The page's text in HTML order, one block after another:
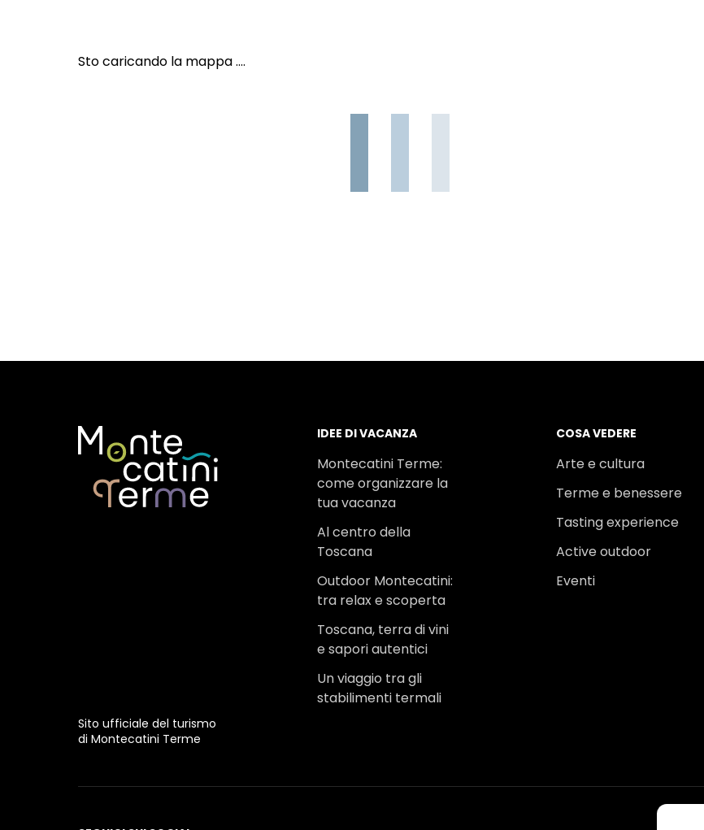
Sto caricando la mappa ....
Sito ufficiale del turismo
di Montecatini Terme
IDEE DI VACANZA
Montecatini Terme:
come organizzare la
tua vacanza
Al centro della
Toscana
Outdoor Montecatini:
tra relax e scoperta
Toscana, terra di vini
e sapori autentici
Un viaggio tra gli
stabilimenti termali
COSA VEDERE
Arte e cultura
Terme e benessere
Tasting experience
Active outdoor
Eventi